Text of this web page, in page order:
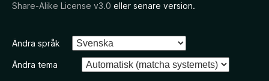
Share-Alike License v3.0 eller senare version.
Ändra språk
Ändra tema